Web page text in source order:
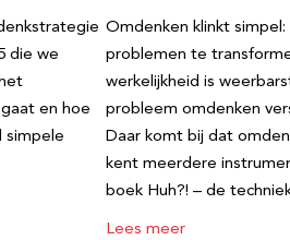
die we
en hoe
simpele
Omdenken klinkt
problemen te
werkelijkheid is
probleem omdenken
Daar komt bij dat
kent meerdere
boek Huh?! – de
Lees meer